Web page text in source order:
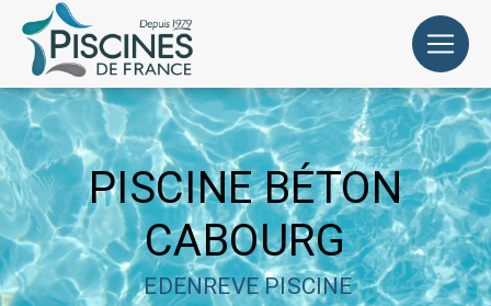
PISCINE BÉTON
CABOURG
EDENREVE PISCINE
Panneau de gestion des cookies